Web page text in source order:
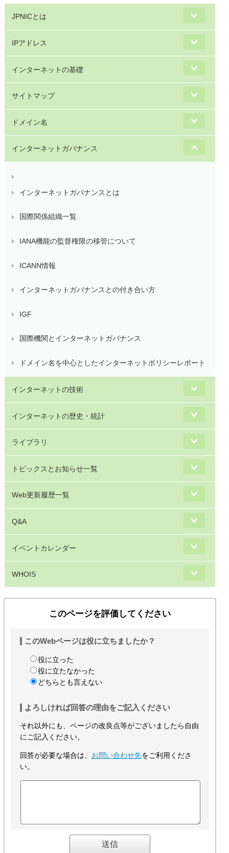
JPNICとは
IPアドレス
インターネットの基礎
サイトマップ
ドメイン名
インターネットガバナンス
インターネットガバナンスとは
国際関係組織一覧
IANA機能の監督権限の移管について
ICANN情報
インターネットガバナンスとの付き合い方
IGF
国際機関とインターネットガバナンス
ドメイン名を中心としたインターネットポリシーレポート
インターネットの技術
インターネットの歴史・統計
ライブラリ
トピックスとお知らせ一覧
Web更新履歴一覧
Q&A
イベントカレンダー
WHOIS
このページを評価してください
このWebページは役に立ちましたか？
役に立った
役に立たなかった
どちらとも言えない
よろしければ回答の理由をご記入ください
それ以外にも、ページの改良点等がございましたら自由
にご記入ください。
回答が必要な場合は、 お問い合わせ先をご利用くださ
い。